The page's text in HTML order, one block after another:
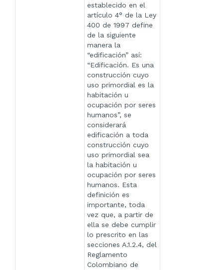
establecido en el
artículo 4° de la Ley
400 de 1997 define
de la siguiente
manera la
“edificación” así:
“Edificación. Es una
construcción cuyo
uso primordial es la
habitación u
ocupación por seres
humanos”, se
considerará
edificación a toda
construcción cuyo
uso primordial sea
la habitación u
ocupación por seres
humanos. Esta
definición es
importante, toda
vez que, a partir de
ella se debe cumplir
lo prescrito en las
secciones A.1.2.4, del
Reglamento
Colombiano de